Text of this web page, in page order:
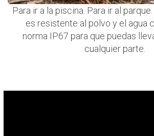
Para ir a la piscina. Para ir al
es resistente al polvo y el agua
norma IP67 para que puedas
cualquier parte.